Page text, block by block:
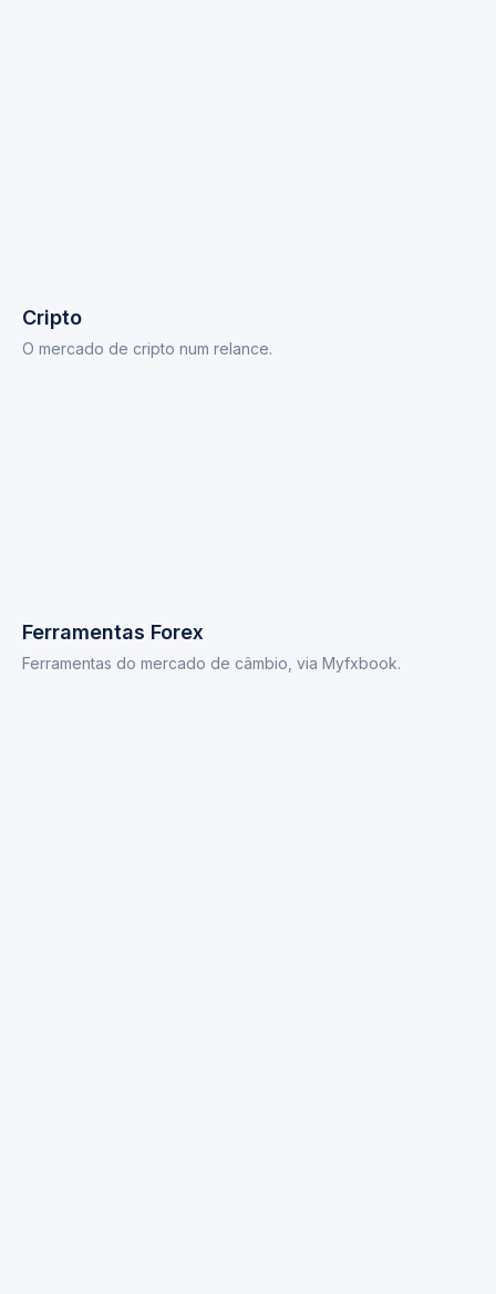
Cripto
O mercado de cripto num relance.
Ferramentas Forex
Ferramentas do mercado de câmbio, via Myfxbook.